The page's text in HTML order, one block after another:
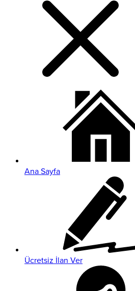
Ana Sayfa
Ücretsiz İlan Ver